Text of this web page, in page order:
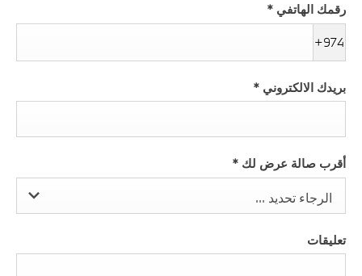
رقمك الهاتفي *
+974
بريدك الالكتروني *
أقرب صالة عرض لك *
الرجاء تحديد ...
تعليقات